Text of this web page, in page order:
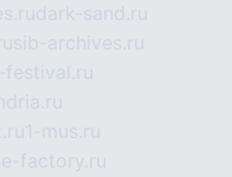
dark-sand.ru
sib-archives.ru
festival.ru
1-mus.ru
factory.ru